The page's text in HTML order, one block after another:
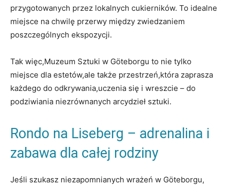
przygotowanych przez lokalnych cukierników. To idealne
miejsce na chwilę przerwy między zwiedzaniem
poszczególnych ekspozycji.
Tak więc,Muzeum Sztuki w Göteborgu to nie tylko
miejsce dla estetów,ale także przestrzeń,która zaprasza
każdego do odkrywania,uczenia się i wreszcie – do
podziwiania niezrównanych arcydzieł sztuki.
Rondo na Liseberg – adrenalina i
zabawa dla całej rodziny
Jeśli szukasz niezapomnianych wrażeń w Göteborgu,